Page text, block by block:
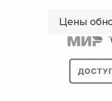
Цены